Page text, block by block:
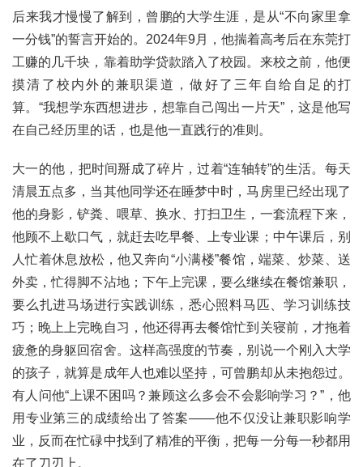
后来我才慢慢了解到，曾鹏的大学生涯，是从“不向家里拿
一分钱”的誓言开始的。2024年9月，他揣着高考后在东莞打
工赚的几千块，靠着助学贷款踏入了校园。来校之前，他便
摸清了校内外的兼职渠道，做好了三年自给自足的打
算。“我想学东西想进步，想靠自己闯出一片天”，这是他写
在自己经历里的话，也是他一直践行的准则。
大一的他，把时间掰成了碎片，过着“连轴转”的生活。每天
清晨五点多，当其他同学还在睡梦中时，马房里已经出现了
他的身影，铲粪、喂草、换水、打扫卫生，一套流程下来，
他顾不上歇口气，就赶去吃早餐、上专业课；中午课后，别
人忙着休息放松，他又奔向“小满楼”餐馆，端菜、炒菜、送
外卖，忙得脚不沾地；下午上完课，要么继续在餐馆兼职，
要么扎进马场进行实践训练，悉心照料马匹、学习训练技
巧；晚上上完晚自习，他还得再去餐馆忙到关寝前，才拖着
疲惫的身躯回宿舍。这样高强度的节奏，别说一个刚入大学
的孩子，就算是成年人也难以坚持，可曾鹏却从未抱怨过。
有人问他“上课不困吗？兼顾这么多会不会影响学习？”，他
用专业第三的成绩给出了答案——他不仅没让兼职影响学
业，反而在忙碌中找到了精准的平衡，把每一分每一秒都用
在了刀刃上。